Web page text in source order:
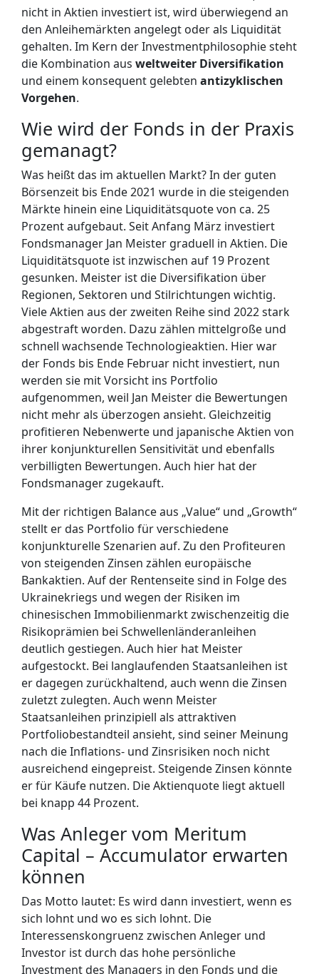
nicht in Aktien investiert ist, wird überwiegend an
den Anleihemärkten angelegt oder als Liquidität
gehalten. Im Kern der Investmentphilosophie steht
die Kombination aus weltweiter Diversifikation
und einem konsequent gelebten antizyklischen
Vorgehen.
Wie wird der Fonds in der Praxis
gemanagt?
Was heißt das im aktuellen Markt? In der guten
Börsenzeit bis Ende 2021 wurde in die steigenden
Märkte hinein eine Liquiditätsquote von ca. 25
Prozent aufgebaut. Seit Anfang März investiert
Fondsmanager Jan Meister graduell in Aktien. Die
Liquiditätsquote ist inzwischen auf 19 Prozent
gesunken. Meister ist die Diversifikation über
Regionen, Sektoren und Stilrichtungen wichtig.
Viele Aktien aus der zweiten Reihe sind 2022 stark
abgestraft worden. Dazu zählen mittelgroße und
schnell wachsende Technologieaktien. Hier war
der Fonds bis Ende Februar nicht investiert, nun
werden sie mit Vorsicht ins Portfolio
aufgenommen, weil Jan Meister die Bewertungen
nicht mehr als überzogen ansieht. Gleichzeitig
profitieren Nebenwerte und japanische Aktien von
ihrer konjunkturellen Sensitivität und ebenfalls
verbilligten Bewertungen. Auch hier hat der
Fondsmanager zugekauft.
Mit der richtigen Balance aus „Value“ und „Growth“
stellt er das Portfolio für verschiedene
konjunkturelle Szenarien auf. Zu den Profiteuren
von steigenden Zinsen zählen europäische
Bankaktien. Auf der Rentenseite sind in Folge des
Ukrainekriegs und wegen der Risiken im
chinesischen Immobilienmarkt zwischenzeitig die
Risikoprämien bei Schwellenländeranleihen
deutlich gestiegen. Auch hier hat Meister
aufgestockt. Bei langlaufenden Staatsanleihen ist
er dagegen zurückhaltend, auch wenn die Zinsen
zuletzt zulegten. Auch wenn Meister
Staatsanleihen prinzipiell als attraktiven
Portfoliobestandteil ansieht, sind seiner Meinung
nach die Inflations- und Zinsrisiken noch nicht
ausreichend eingepreist. Steigende Zinsen könnte
er für Käufe nutzen. Die Aktienquote liegt aktuell
bei knapp 44 Prozent.
Was Anleger vom Meritum
Capital – Accumulator erwarten
können
Das Motto lautet: Es wird dann investiert, wenn es
sich lohnt und wo es sich lohnt. Die
Interessenskongruenz zwischen Anleger und
Investor ist durch das hohe persönliche
Investment des Managers in den Fonds und die